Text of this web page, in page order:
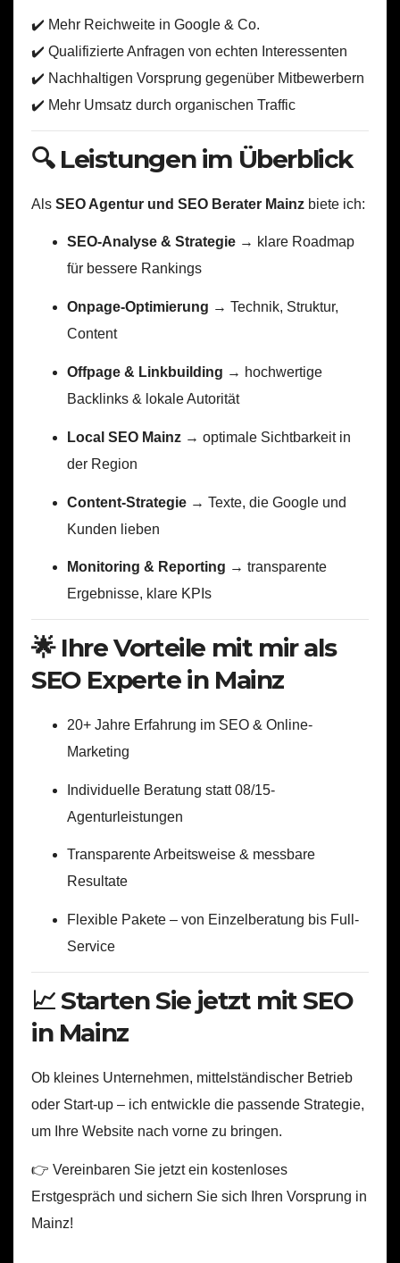
✔️ Mehr Reichweite in Google & Co.
✔️ Qualifizierte Anfragen von echten Interessenten
✔️ Nachhaltigen Vorsprung gegenüber Mitbewerbern
✔️ Mehr Umsatz durch organischen Traffic
🔍 Leistungen im Überblick
Als SEO Agentur und SEO Berater Mainz biete ich:
SEO-Analyse & Strategie → klare Roadmap
für bessere Rankings
Onpage-Optimierung → Technik, Struktur,
Content
Offpage & Linkbuilding → hochwertige
Backlinks & lokale Autorität
Local SEO Mainz → optimale Sichtbarkeit in
der Region
Content-Strategie → Texte, die Google und
Kunden lieben
Monitoring & Reporting → transparente
Ergebnisse, klare KPIs
🌟 Ihre Vorteile mit mir als
SEO Experte in Mainz
20+ Jahre Erfahrung im SEO & Online-
Marketing
Individuelle Beratung statt 08/15-
Agenturleistungen
Transparente Arbeitsweise & messbare
Resultate
Flexible Pakete – von Einzelberatung bis Full-
Service
📈 Starten Sie jetzt mit SEO
in Mainz
Ob kleines Unternehmen, mittelständischer Betrieb
oder Start-up – ich entwickle die passende Strategie,
um Ihre Website nach vorne zu bringen.
👉 Vereinbaren Sie jetzt ein kostenloses
Erstgespräch und sichern Sie sich Ihren Vorsprung in
Mainz!